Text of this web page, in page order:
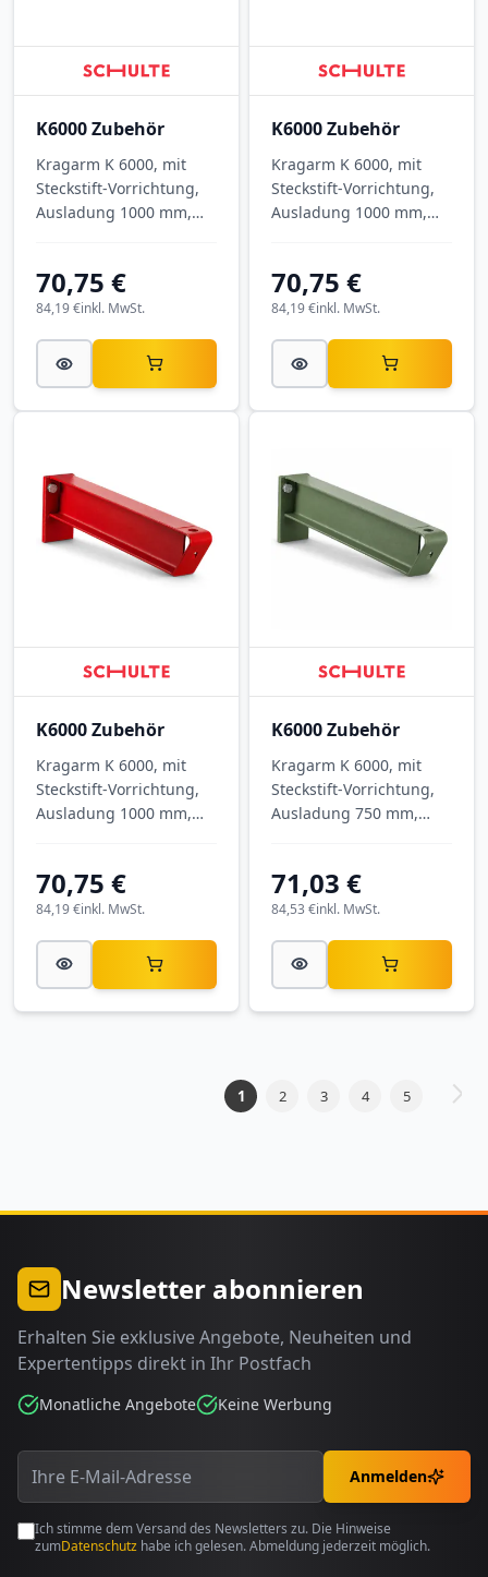
K6000 Zubehör
Kragarm K 6000, mit
Steckstift-Vorrichtung,
Ausladung 1000 mm,
70,75 €
inkl. MwSt.
84,19 €
K6000 Zubehör
Kragarm K 6000, mit
Steckstift-Vorrichtung,
Ausladung 1000 mm,
70,75 €
inkl. MwSt.
84,19 €
K6000 Zubehör
Kragarm K 6000, mit
Steckstift-Vorrichtung,
Ausladung 1000 mm,
70,75 €
inkl. MwSt.
84,19 €
K6000 Zubehör
Kragarm K 6000, mit
Steckstift-Vorrichtung,
Ausladung 750 mm,
71,03 €
inkl. MwSt.
84,53 €
Sie
Seite
1 2 3 4 5
Seite
Newsletter abonnieren
Erhalten Sie exklusive Angebote, Neuheiten und
Expertentipps direkt in Ihr Postfach
Monatliche Angebote Keine Werbung
Anmelden
Ich stimme dem Versand des Newsletters zu. Die Hinweise
zumDatenschutz habe ich gelesen. Abmeldung jederzeit möglich.